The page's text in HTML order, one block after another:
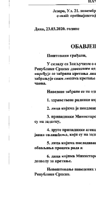
О Начелнику
Замјеник
Извјештај о
Статут Општине
Скупштинско
Састав
Службени